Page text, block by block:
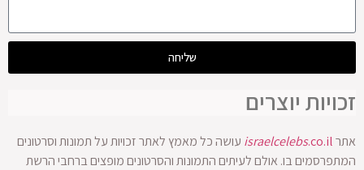
שליחה
זכויות יוצרים
אתר israelcelebs.co.il
עושה כל מאמץ לאתר זכויות על תמונות וסרטונים
המתפרסמים בו. אולם לעיתים התמונות והסרטונים מופצים ברחבי הרשת